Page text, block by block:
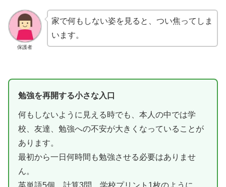
保護者
家で何もしない姿を見ると、つい焦ってしま
います。
勉強を再開する小さな入口
何もしないように見える時でも、本人の中では学
校、友達、勉強への不安が大きくなっていることが
あります。
最初から一日何時間も勉強させる必要はありませ
ん。